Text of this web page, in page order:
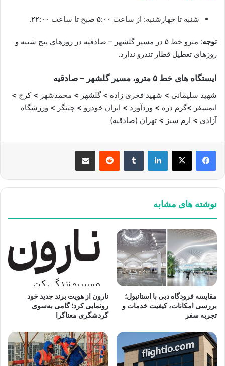
شنبه تا چهارشنبه: از ساعت ۵:۰۰ صبح تا ساعت ۲۲:۰۰.
توجه
: مترو خط ۵ در مسیر گلشهر – صادقیه در روزهای پنج شنبه و
روزهای تعطیل قطار تندرو ندارد.
ایستگاه های خط ۵ مترو، مسیر گلشهر – صادقیه
شهید سلیمانی > شهید فخری زاده > گلشهر > محمدشهر > کرج >
اتمسفر >گرم دره > وردآورد > ایران خودرو > چیتگر > ورزشگاه
آزادی > ارم سبز > تهران (صادقیه)
لینکدین ‫تامبلر ‫رددیت اشتراک گذاری از طریق ایمیل
نوشته های مشابه
مقایسه فرودگاه دبی با استانبول؛
بررسی امکانات، کیفیت خدمات و
تجربه سفر
نارون از هویت برند جدید خود
رونمایی کرد؛ گامی به‌سوی
گردشگری معناگرا